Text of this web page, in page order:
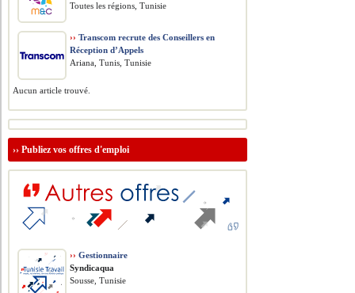
Toutes les régions, Tunisie
›› Transcom recrute des Conseillers en
Réception d’Appels
Ariana, Tunis, Tunisie
Aucun article trouvé.
››Publiez vos offres d'emploi
›› Gestionnaire
Syndicaqua
Sousse, Tunisie